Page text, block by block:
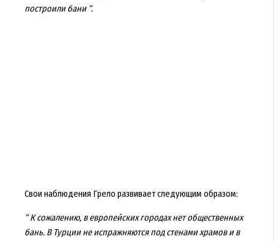
построили бани “.
Свои наблюдения Грело развивает следующим образом:
“ К сожалению, в европейских городах нет общественных
бань. В Турции не испражняются под стенами храмов и в